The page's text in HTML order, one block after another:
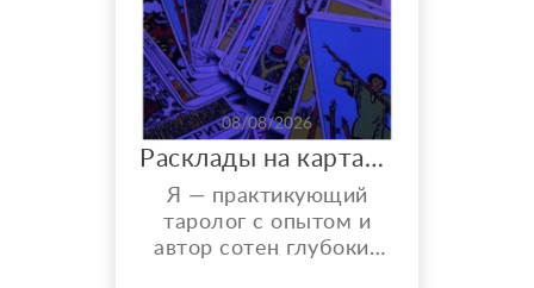
08/08/2026
Расклады на картах Таро. Таролог онлайн.
Я — практикующий
таролог с опытом и
автор сотен глубоких